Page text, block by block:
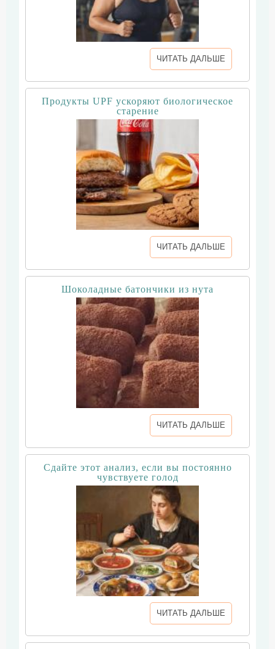
ЧИТАТЬ ДАЛЬШЕ
Продукты UPF ускоряют биологическое
старение
ЧИТАТЬ ДАЛЬШЕ
Шоколадные батончики из нута
ЧИТАТЬ ДАЛЬШЕ
Сдайте этот анализ, если вы постоянно
чувствуете голод
ЧИТАТЬ ДАЛЬШЕ